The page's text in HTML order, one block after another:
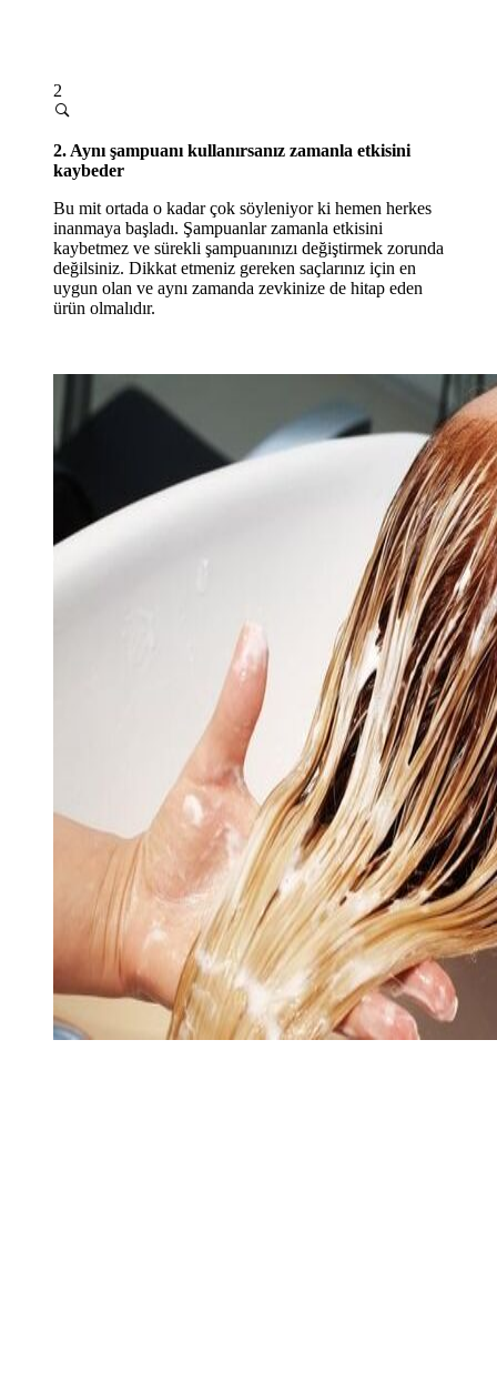
2
2. Aynı şampuanı kullanırsanız zamanla etkisini
kaybeder
Bu mit ortada o kadar çok söyleniyor ki hemen herkes
inanmaya başladı. Şampuanlar zamanla etkisini
kaybetmez ve sürekli şampuanınızı değiştirmek zorunda
değilsiniz. Dikkat etmeniz gereken saçlarınız için en
uygun olan ve aynı zamanda zevkinize de hitap eden
ürün olmalıdır.